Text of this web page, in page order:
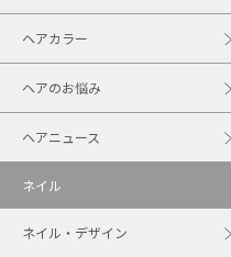
ヘアカラー
ヘアのお悩み
ヘアニュース
ネイル
ネイル・デザイン